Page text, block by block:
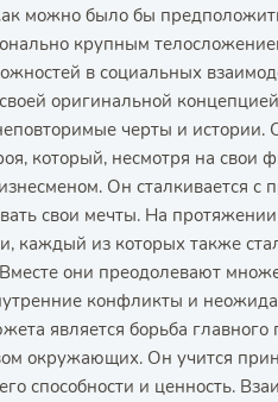
можно было бы
крупным
в социальных
оригинальной
черты и истории.
который, несмотря на свои
Он сталкивается с
свои мечты. На
каждый из которых также
они преодолевают
конфликты и
является борьба
окружающих. Он учится
способности и ценность.